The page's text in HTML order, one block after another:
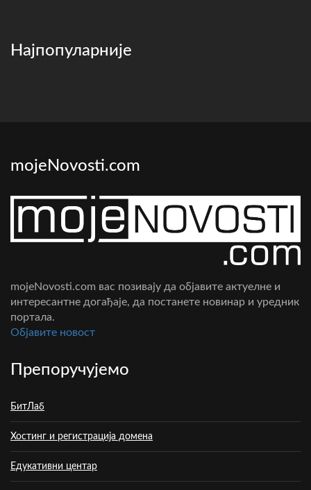
Најпопуларније
mojeNovosti.com
mojeNovosti.com вас позивају да објавите актуелне и
интересантне догађаје, да постанете новинар и уредник
портала.
Oбјавите новост
Препоручујемо
БитЛаб
Хостинг и регистрација домена
Едукативни центар